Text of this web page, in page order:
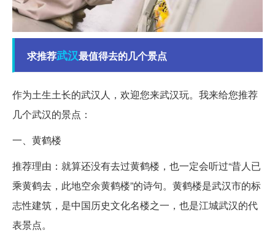
求推荐武汉最值得去的几个景点
作为土生土长的武汉人，欢迎您来武汉玩。我来给您推荐
几个武汉的景点：
一、黄鹤楼
推荐理由：就算还没有去过黄鹤楼，也一定会听过“昔人已
乘黄鹤去，此地空余黄鹤楼”的诗句。黄鹤楼是武汉市的标
志性建筑，是中国历史文化名楼之一，也是江城武汉的代
表景点。